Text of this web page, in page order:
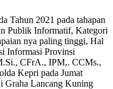
Tahun 2021 pada tahapan
Publik Informatif, Kategori
nya paling tinggi, Hal
Informasi Provinsi
CFrA., IPM,. CCMs.,
Kepri pada Jumat
Graha Lancang Kuning